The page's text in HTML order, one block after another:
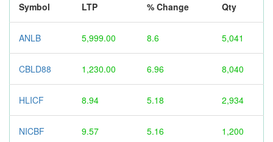
Symbol LTP % Change Qty
ANLB 5,999.00 8.6 5,041
CBLD88 1,230.00 6.96 8,040
HLICF 8.94 5.18 2,934
NICBF 9.57 5.16 1,200